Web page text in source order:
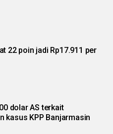
22 poin jadi Rp17.911 per
dolar AS terkait
kasus KPP Banjarmasin